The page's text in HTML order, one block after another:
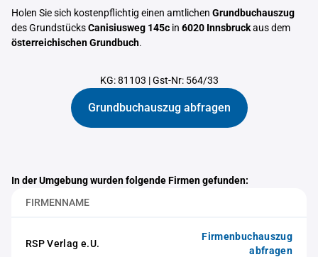
Holen Sie sich kostenpflichtig einen amtlichen Grundbuchauszug
des GrundstücksCanisiusweg 145c in 6020 Innsbruckaus dem
österreichischen Grundbuch.
KG: 81103 |Gst-Nr: 564/33
Grundbuchauszug abfragen
In der Umgebung wurden folgende Firmen gefunden:
FIRMENNAME
RSP Verlag e.U.
Firmenbuchauszug
abfragen